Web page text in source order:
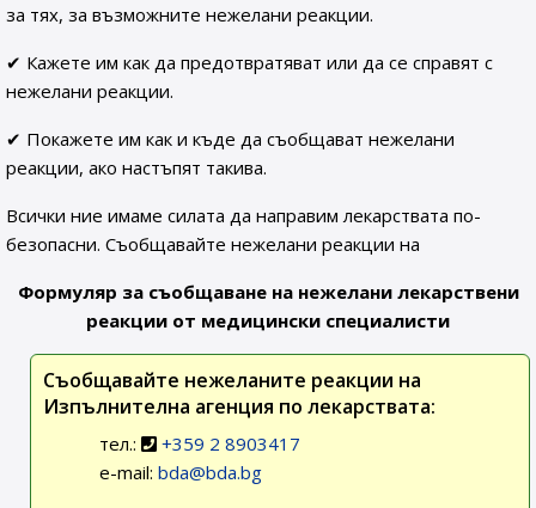
за тях, за възможните нежелани реакции.
✔ Кажете им как да предотвратяват или да се справят с
нежелани реакции.
✔ Покажете им как и къде да съобщават нежелани
реакции, ако настъпят такива.
Всички ние имаме силата да направим лекарствата по-
безопасни. Съобщавайте нежелани реакции на
Формуляр за съобщаване на нежелани лекарствени
реакции от медицински специалисти
Съобщавайте нежеланите реакции на
Изпълнителна агенция по лекарствата:
тел.:
+359 2 8903417
e-mail: bda@bda.bg